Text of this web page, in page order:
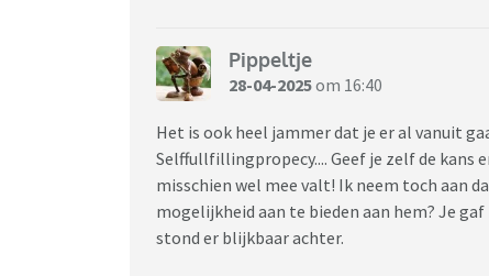
Pippeltje
28-04-2025om 16:40
Het is ook heel jammer dat je er al vanuit
Selffullfillingpropecy.... Geef je zelf de kans
misschien wel mee valt! Ik neem toch aan
mogelijkheid aan te bieden aan hem? Je
stond er blijkbaar achter.